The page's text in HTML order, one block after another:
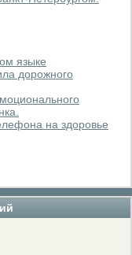
языке
дорожного
на здоровье